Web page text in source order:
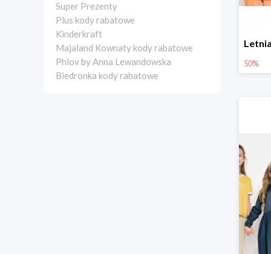
Super Prezenty
Plus kody rabatowe
Kinderkraft
Majaland Kownaty kody rabatowe
Phlov by Anna Lewandowska
Biedronka kody rabatowe
50%